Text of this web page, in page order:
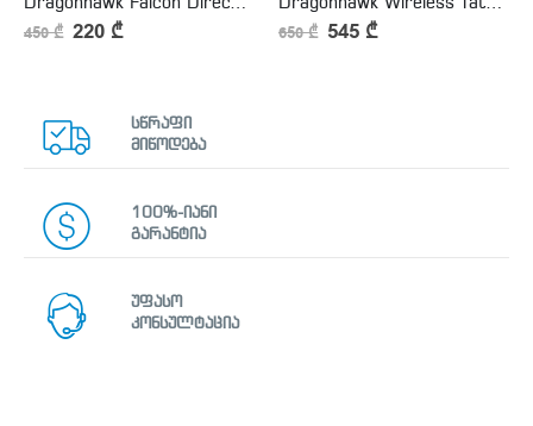
Dragonhawk Falcon Direct Drive Rotary Tattoo Machine
450₾ 220 ₾
Dragonhawk Wireless Tattoo Pen Machine Brushless Motor with 3.5MM Stroke Smart Screen | X7
650₾ 545 ₾
სწრაფი
მიწოდება
100%-იანი
გარანტია
უფასო
კონსულტაცია